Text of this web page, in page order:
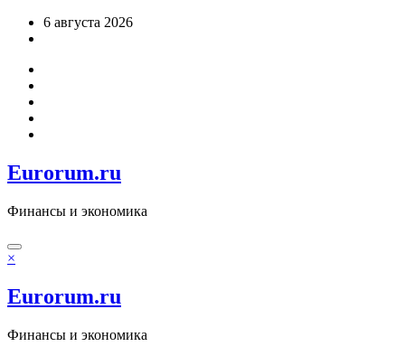
Перейти6 августа 2026
Eurorum.ru
Финансы и экономика
×
Eurorum.ru
Финансы и экономика